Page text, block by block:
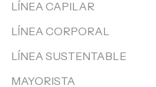
LÍNEA CAPILAR
LÍNEA CORPORAL
LÍNEA SUSTENTABLE
MAYORISTA